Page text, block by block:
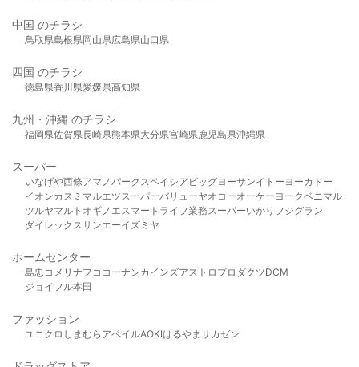
中国 のチラシ
鳥取県島根県岡山県広島県山口県
四国 のチラシ
徳島県香川県愛媛県高知県
九州・沖縄 のチラシ
福岡県佐賀県長崎県熊本県大分県宮崎県鹿児島県沖縄県
スーパー
いなげや西條アマノパークスベイシア ビッグヨーサンイトーヨーカドー
イオンカスミ マルエツスーパーバリューヤオコーオーケー ヨークベニマル
ツルヤマルト オギノ エスマート ライフ業務スーパーいかり フジグラン
ダイレックスサンエーイズミヤ
ホームセンター
島忠 コメリ ナフコ コーナンカインズアストロプロダクツDCM
ジョイフル本田
ファッション
ユニクロ しまむら アベイルAOKIはるやま サカゼン